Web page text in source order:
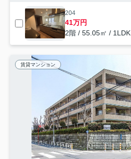
204
41万円
2階 / 55.05㎡ / 1LDK
賃貸マンション